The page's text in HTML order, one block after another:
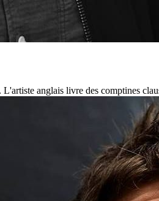
anglais livre des comptines